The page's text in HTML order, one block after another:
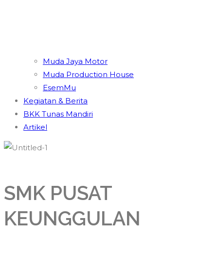
Muda Jaya Motor
Muda Production House
EsemMu
Kegiatan & Berita
BKK Tunas Mandiri
Artikel
SMK PUSAT
KEUNGGULAN